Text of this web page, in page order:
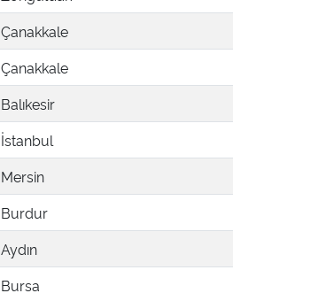
Çanakkale
Çanakkale
Balıkesir
İstanbul
Mersin
Burdur
Aydın
Bursa